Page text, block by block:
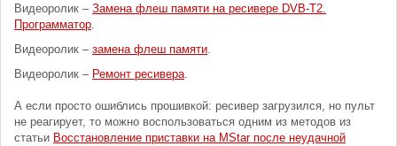
Видеоролик – Замена флеш памяти на ресивере DVB-T2.
Программатор.
Видеоролик – замена флеш памяти.
Видеоролик – Ремонт ресивера.
А если просто ошиблись прошивкой: ресивер загрузился, но пульт
не реагирует, то можно воспользоваться одним из методов из
статьи Восстановление приставки на MStar после неудачной